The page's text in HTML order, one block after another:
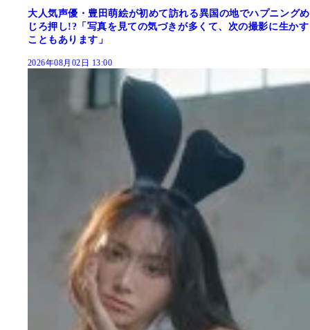
大人気声優・豊田萌絵が初めて訪れる異国の地でハプニングめ
じろ押し!?「写真を見ての気づきが多くて、次の撮影に生かす
こともあります」
2026年08月02日 13:00